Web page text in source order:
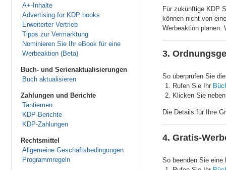
A+-Inhalte
Advertising for KDP books
Erweiterter Vertrieb
Tipps zur Vermarktung
Nominieren Sie Ihr eBook für eine
Werbeaktion (Beta)
Buch- und Serienaktualisierungen
Buch aktualisieren
Zahlungen und Berichte
Tantiemen
KDP-Berichte
KDP-Zahlungen
Rechtsmittel
Allgemeine Geschäftsbedingungen
Programmregeln
Für zukünftige KDP
können nicht von
Werbeaktion planen.
3.
So überprüfen Sie
Rufen Sie Ihr
Klicken Sie
Die Details für Ihre
4. Gratis-
So beenden Sie eine